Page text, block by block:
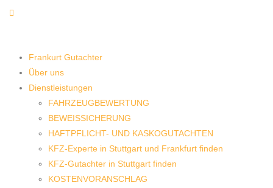
Frankurt Gutachter
Über uns
Dienstleistungen
FAHRZEUGBEWERTUNG
BEWEISSICHERUNG
HAFTPFLICHT- UND KASKOGUTACHTEN
KFZ-Experte in Stuttgart und Frankfurt finden
KFZ-Gutachter in Stuttgart finden
KOSTENVORANSCHLAG